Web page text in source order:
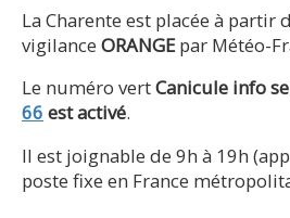
La Charente est placée à partir
vigilance ORANGE par Météo-
Le numéro vertCanicule info
66 est activé.
Il est joignable de 9h à 19h
poste fixe en France